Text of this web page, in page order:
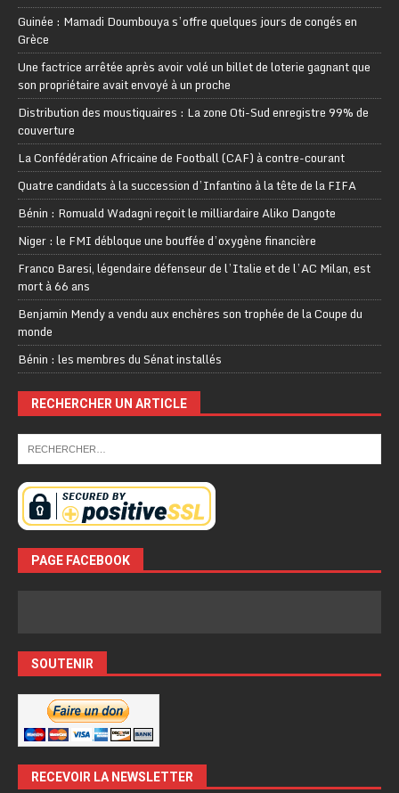
Guinée : Mamadi Doumbouya s’offre quelques jours de congés en
Grèce
Une factrice arrêtée après avoir volé un billet de loterie gagnant que
son propriétaire avait envoyé à un proche
Distribution des moustiquaires : La zone Oti-Sud enregistre 99% de
couverture
La Confédération Africaine de Football (CAF) à contre-courant
Quatre candidats à la succession d’Infantino à la tête de la FIFA
Bénin : Romuald Wadagni reçoit le milliardaire Aliko Dangote
Niger : le FMI débloque une bouffée d’oxygène financière
Franco Baresi, légendaire défenseur de l’Italie et de l’AC Milan, est
mort à 66 ans
Benjamin Mendy a vendu aux enchères son trophée de la Coupe du
monde
Bénin : les membres du Sénat installés
RECHERCHER UN ARTICLE
PAGE FACEBOOK
SOUTENIR
RECEVOIR LA NEWSLETTER